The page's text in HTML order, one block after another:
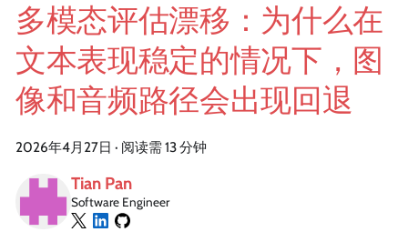
多模态评估漂移：为什么在
文本表现稳定的情况下，图
像和音频路径会出现回退
2026年4月27日 · 阅读需 13 分钟
Tian Pan
Software Engineer